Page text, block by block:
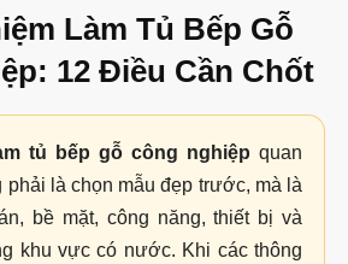
Làm Tủ Bếp Gỗ
12 Điều Cần Chốt
tủ bếp gỗ công nghiệp quan
phải là chọn mẫu đẹp trước, mà là
bề mặt, công năng, thiết bị và
khu vực có nước. Khi các thông